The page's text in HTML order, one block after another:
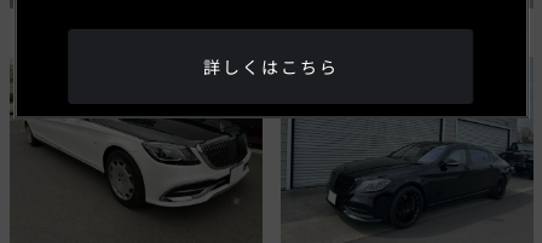
詳しくはこちら